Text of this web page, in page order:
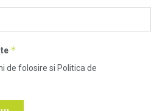
*
de folosire si Politica de